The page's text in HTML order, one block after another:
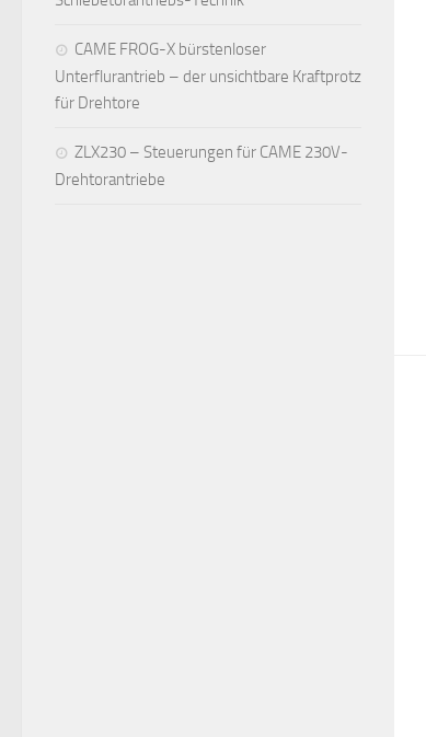
CAME FROG-X bürstenloser
Unterflurantrieb – der unsichtbare Kraftprotz
für Drehtore
ZLX230 – Steuerungen für CAME 230V-
Drehtorantriebe